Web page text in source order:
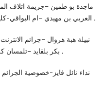
ماجدة بو طمين –جريمة اتلاف
العربي بن مهيدي –ام البواقي-كلية الحقوق والعلوم السياسية -2018م .
نبيلة هبة هروال –جرائم
بكر بلقايد –تلمسان كلية الحقوق والعلوم السياسية-2014م .
نداء نائل فايز-خصوصية